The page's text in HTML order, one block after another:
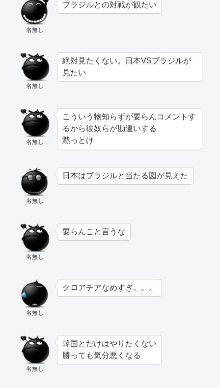
名無し
ブラジルとの対戦が観たい
名無し
絶対見たくない。日本VSブラジルが
見たい
名無し
こういう物知らずが要らんコメントす
るから彼奴らが勘違いする
黙っとけ
名無し
日本はブラジルと当たる図が見えた
名無し
要らんこと言うな
名無し
クロアチアなめすぎ。。。
名無し
韓国とだけはやりたくない
勝っても気分悪くなる